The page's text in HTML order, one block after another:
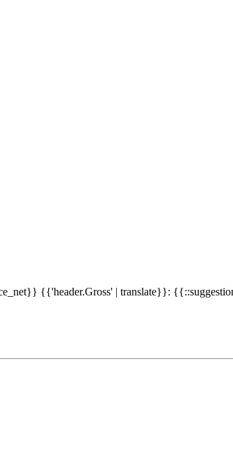
{{'header.Gross' | translate}}: